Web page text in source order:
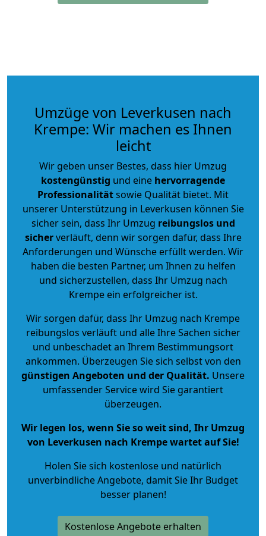
Umzüge von Leverkusen nach
Krempe: Wir machen es Ihnen
leicht
Wir geben unser Bestes, dass hier Umzug
kostengünstig und eine hervorragende
Professionalitätsowie Qualität bietet. Mit
unserer Unterstützung in Leverkusen können Sie
sicher sein, dass Ihr Umzug reibungslos und
sicherverläuft, denn wir sorgen dafür, dass Ihre
Anforderungen und Wünsche erfüllt werden. Wir
haben die besten Partner, um Ihnen zu helfen
und sicherzustellen, dass Ihr Umzug nach
Krempe ein erfolgreicher ist.
Wir sorgen dafür, dass Ihr Umzug nach Krempe
reibungslos verläuft und alle Ihre Sachen sicher
und unbeschadet an Ihrem Bestimmungsort
ankommen. Überzeugen Sie sich selbst von den
günstigen Angeboten und der Qualität. Unsere
umfassender Service wird Sie garantiert
überzeugen.
Wir legen los, wenn Sie so weit sind, Ihr Umzug
von Leverkusen nach Krempe wartet auf Sie!
Holen Sie sich kostenlose und natürlich
unverbindliche Angebote, damit Sie Ihr Budget
besser planen!
Kostenlose Angebote erhalten